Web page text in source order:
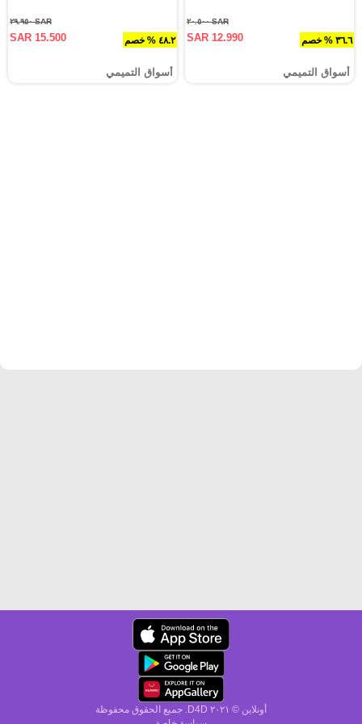
٣٦.٦ % خصم
SAR ٢٠.٥٠٠
SAR 12.990
أسواق التميمي
٤٨.٢ % خصم
SAR ٢٩.٩٥٠
SAR 15.500
أسواق التميمي
أونلاين © ۲۰٢١ D4D. جميع الحقوق محفوظة